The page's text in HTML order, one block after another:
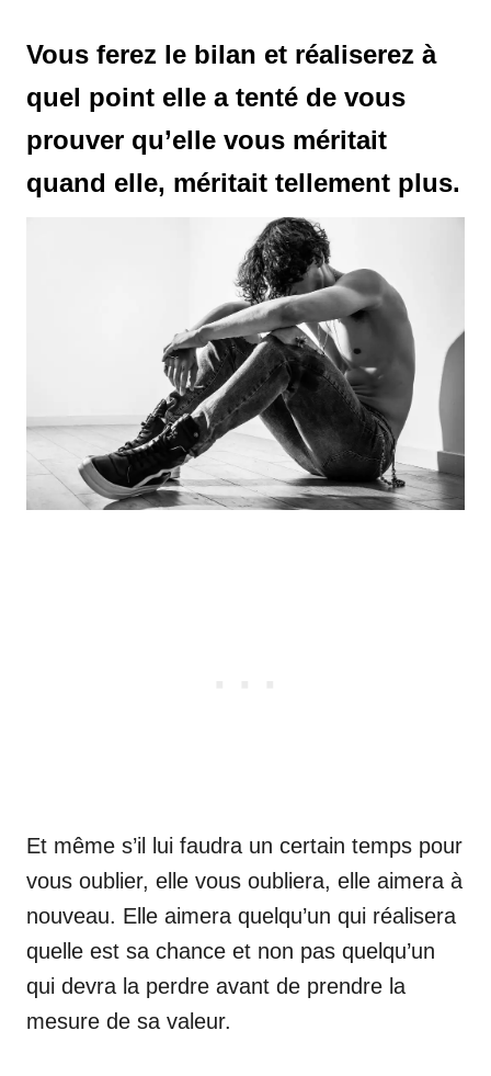
Vous ferez le bilan et réaliserez à
quel point elle a tenté de vous
prouver qu’elle vous méritait
quand elle, méritait tellement plus.
Et même s’il lui faudra un certain temps pour
vous oublier, elle vous oubliera, elle aimera à
nouveau. Elle aimera quelqu’un qui réalisera
quelle est sa chance et non pas quelqu’un
qui devra la perdre avant de prendre la
mesure de sa valeur.